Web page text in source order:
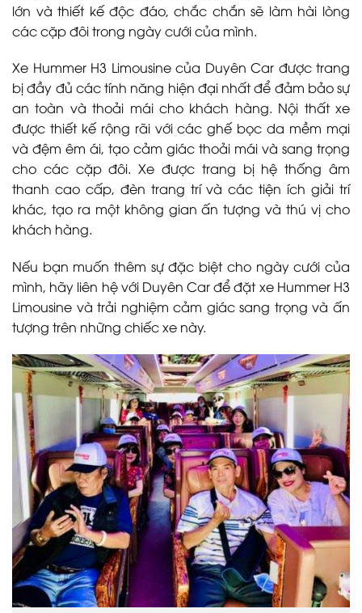
lớn và thiết kế độc đáo, chắc chắn sẽ làm hài lòng
các cặp đôi trong ngày cưới của mình.
Xe Hummer H3 Limousine của Duyên Car được trang
bị đầy đủ các tính năng hiện đại nhất để đảm bảo sự
an toàn và thoải mái cho khách hàng. Nội thất xe
được thiết kế rộng rãi với các ghế bọc da mềm mại
và đệm êm ái, tạo cảm giác thoải mái và sang trọng
cho các cặp đôi. Xe được trang bị hệ thống âm
thanh cao cấp, đèn trang trí và các tiện ích giải trí
khác, tạo ra một không gian ấn tượng và thú vị cho
khách hàng.
Nếu bạn muốn thêm sự đặc biệt cho ngày cưới của
mình, hãy liên hệ với Duyên Car để đặt xe Hummer H3
Limousine và trải nghiệm cảm giác sang trọng và ấn
tượng trên những chiếc xe này.